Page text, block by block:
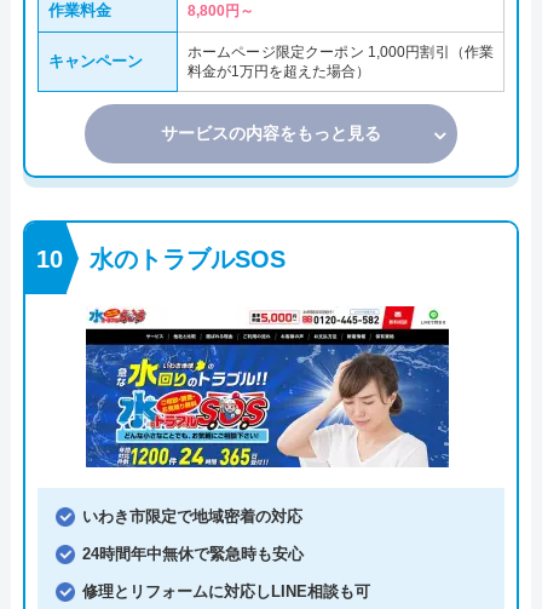
作業料金 8,800円～
キャンペーン
ホームページ限定クーポン 1,000円割引（作業
料金が1万円を超えた場合）
サービスの内容をもっと見る
水のトラブルSOS
いわき市限定で地域密着の対応
24時間年中無休で緊急時も安心
修理とリフォームに対応しLINE相談も可